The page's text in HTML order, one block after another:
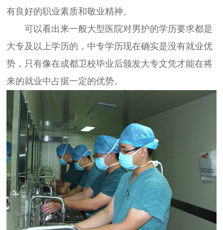
有良好的职业素质和敬业精神。
可以看出来一般大型医院对男护的学历要求都是
大专及以上学历的，中专学历现在确实是没有就业优
势，只有像在成都卫校毕业后颁发大专文凭才能在将
来的就业中占据一定的优势。